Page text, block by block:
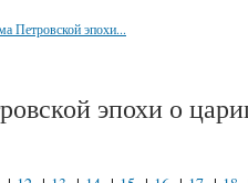
Петровской эпохи...
эпохи о